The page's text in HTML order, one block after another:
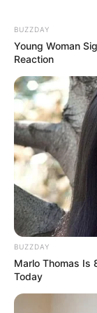
Mais do que
qualidade de vida
BUZZDAY
Young Woman
Reaction
BUZZDAY
Marlo Thomas Is
Today